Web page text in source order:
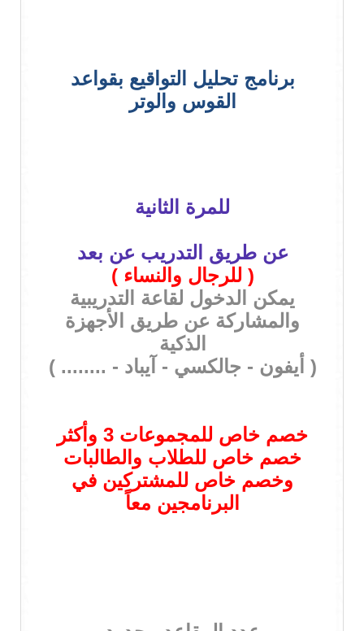
برنامج تحليل التواقيع بقواعد
القوس والوتر
للمرة الثانية
عن طريق التدريب عن بعد
( للرجال والنساء )
يمكن الدخول لقاعة التدريبية
والمشاركة عن طريق الأجهزة
الذكية
( أيفون - جالكسي - آيباد - ........ )
خصم خاص للمجموعات 3 وأكثر
خصم خاص للطلاب والطالبات
وخصم خاص للمشتركين في
البرنامجين معاً